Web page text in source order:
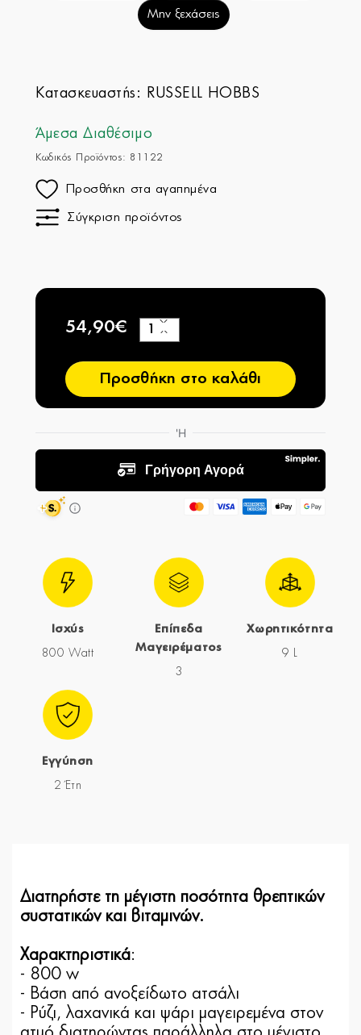
Μην ξεχάσεις
Κατασκευαστής: RUSSELL HOBBS
Άμεσα Διαθέσιμο
Κωδικός Προϊόντος: 81122
Προσθήκη στα αγαπημένα
Σύγκριση προϊόντος
54,90€
−
+
Προσθήκη στο καλάθι
Ισχύς
800 Watt
Επίπεδα
Μαγειρέματος
3
Χωρητικότητα
9 L
Εγγύηση
2 Έτη
Διατηρήστε τη μέγιστη ποσότητα θρεπτικών
συστατικών και βιταμινών.
Χαρακτηριστικά:
- 800 w
- Βάση από ανοξείδωτο ατσάλι
- Ρύζι, λαχανικά και ψάρι μαγειρεμένα στον